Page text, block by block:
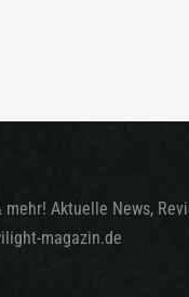
Aktuelle News,
magazin.de